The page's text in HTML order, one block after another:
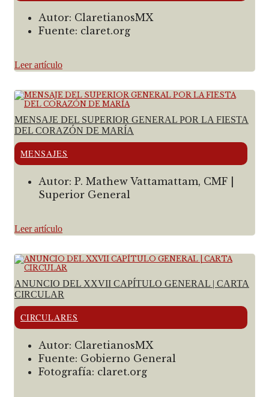
Autor: ClaretianosMX
Fuente: claret.org
Leer artículo
MENSAJE DEL SUPERIOR GENERAL POR LA FIESTA
DEL CORAZÓN DE MARÍA
MENSAJES
Autor: P. Mathew Vattamattam, CMF |
Superior General
Leer artículo
ANUNCIO DEL XXVII CAPÍTULO GENERAL | CARTA
CIRCULAR
CIRCULARES
Autor: ClaretianosMX
Fuente: Gobierno General
Fotografía: claret.org